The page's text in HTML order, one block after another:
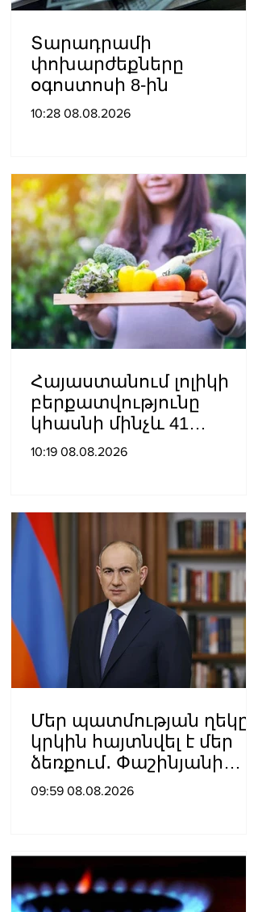
Տարադրամի
փոխարժեքները
օգոստոսի 8-ին
10:28 08.08.2026
Հայաստանում լոլիկի
բերքատվությունը
կհասնի մինչև 41
տոննայի՝ մեկ հեկտարից
10:19 08.08.2026
Մեր պատմության ղեկը
կրկին հայտնվել է մեր
ձեռքում․ Փաշինյանի
ուղերձն օգոստոսի 8-ի
09:59 08.08.2026